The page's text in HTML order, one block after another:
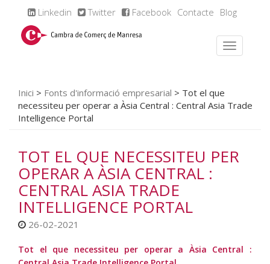
Linkedin Twitter Facebook Contacte Blog
Inici > Fonts d'informació empresarial > Tot el que
necessiteu per operar a Àsia Central : Central Asia Trade
Intelligence Portal
TOT EL QUE NECESSITEU PER
OPERAR A ÀSIA CENTRAL :
CENTRAL ASIA TRADE
INTELLIGENCE PORTAL
26-02-2021
Tot el que necessiteu per operar a Àsia Central :